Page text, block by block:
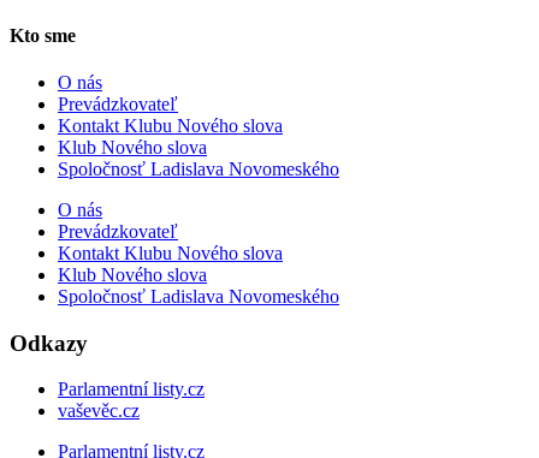
Kto sme
O nás
Prevádzkovateľ
Kontakt Klubu Nového slova
Klub Nového slova
Spoločnosť Ladislava Novomeského
O nás
Prevádzkovateľ
Kontakt Klubu Nového slova
Klub Nového slova
Spoločnosť Ladislava Novomeského
Odkazy
Parlamentní listy.cz
vaševěc.cz
Parlamentní listy.cz